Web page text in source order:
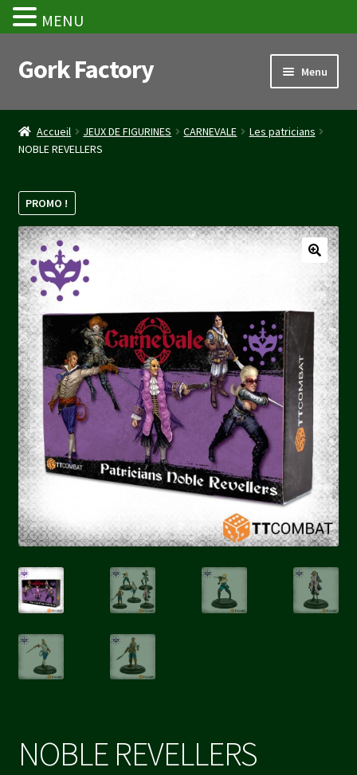
Aller
à
navigation
Aller
au
Gork Factory Menu
Accueil
CGV
Mon compte
Panier
Stripe Payment Success Page
Validation de la commande
Accueil JEUX DE FIGURINES CARNEVALE
Les patricians
NOBLE REVELLERS
PROMO !
NOBLE REVELLERS
MENU